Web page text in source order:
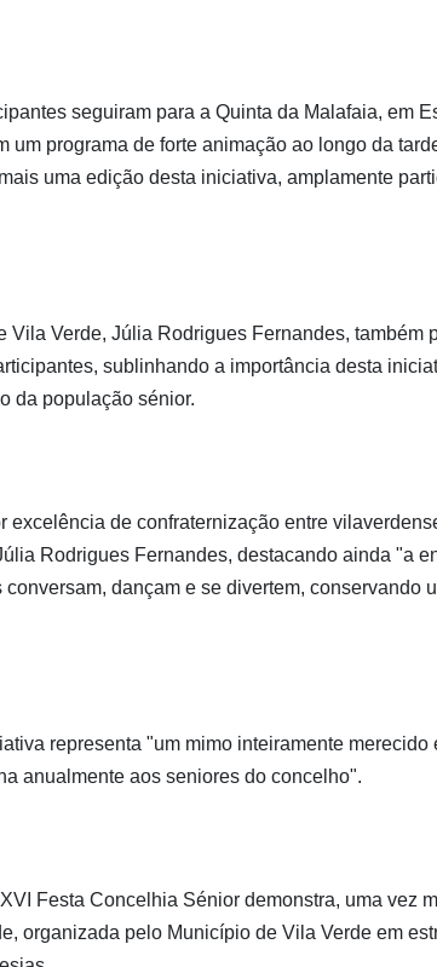
seguiram para a Quinta da Malafaia, em
um programa de forte animação ao longo da
uma edição desta iniciativa, amplamente
Vila Verde, Júlia Rodrigues Fernandes, também
sublinhando a importância desta
da população sénior.
excelência de confraternização entre
Rodrigues Fernandes, destacando ainda "a
dançam e se divertem, conservando
representa "um mimo inteiramente merecido
anualmente aos seniores do concelho".
Festa Concelhia Sénior demonstra, uma vez
organizada pelo Município de Vila Verde em